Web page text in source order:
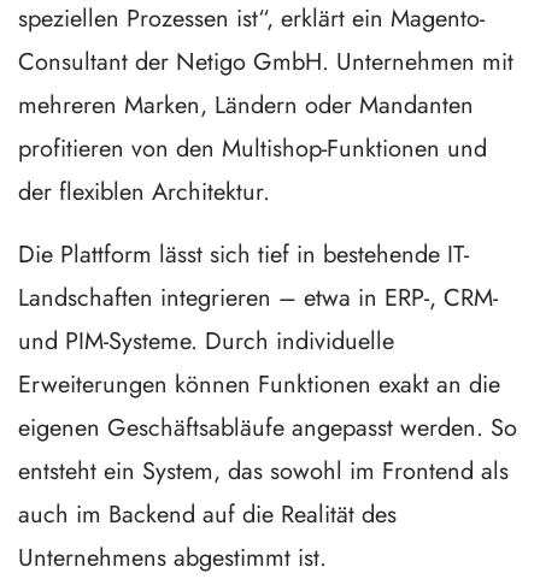
speziellen Prozessen ist“, erklärt ein Magento-
Consultant der Netigo GmbH. Unternehmen mit
mehreren Marken, Ländern oder Mandanten
profitieren von den Multishop-Funktionen und
der flexiblen Architektur.
Die Plattform lässt sich tief in bestehende IT-
Landschaften integrieren – etwa in ERP-, CRM-
und PIM-Systeme. Durch individuelle
Erweiterungen können Funktionen exakt an die
eigenen Geschäftsabläufe angepasst werden. So
entsteht ein System, das sowohl im Frontend als
auch im Backend auf die Realität des
Unternehmens abgestimmt ist.